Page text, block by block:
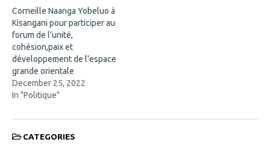
w
i
n
d
o
w
)
Corneille Naanga Yobeluo à
Kisangani pour participer au
forum de l’unité,
cohésion,paix et
développement de l’espace
grande orientale
December 25, 2022
In "Politique"
CATEGORIES